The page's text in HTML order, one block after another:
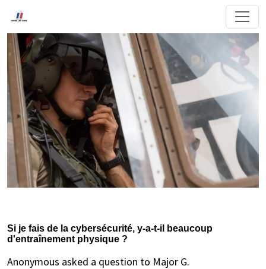
Si je fais de la cybersécurité, y-a-t-il beaucoup
d'entraînement physique ?
Anonymous asked a question to Major G.